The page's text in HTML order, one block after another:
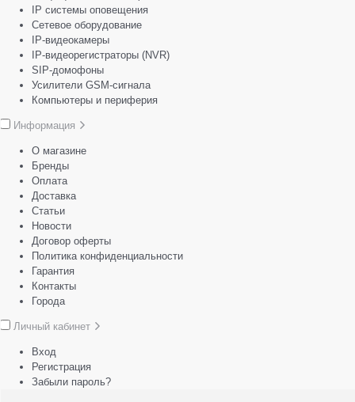
IP системы оповещения
Сетевое оборудование
IP-видеокамеры
IP-видеорегистраторы (NVR)
SIP-домофоны
Усилители GSM-сигнала
Компьютеры и периферия
Информация
О магазине
Бренды
Оплата
Доставка
Статьи
Новости
Договор оферты
Политика конфиденциальности
Гарантия
Контакты
Города
Личный кабинет
Вход
Регистрация
Забыли пароль?